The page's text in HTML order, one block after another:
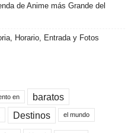
de Anime más Grande del
Horario, Entrada y Fotos
en baratos
Destinos el mundo